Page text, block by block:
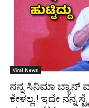
Viral News
ನನ್ನ ಸಿನಿಮಾ ಬ್ಯಾನ್
ಕೇಳಲ್ಲ.! ಇದೇ